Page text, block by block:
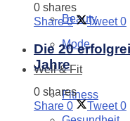
Beauty
Mode
Well & Fit
Fitness
0 shares
Share 0 Tweet 0
Die 20
Jahre
0 shares
Share 0 Tweet 0